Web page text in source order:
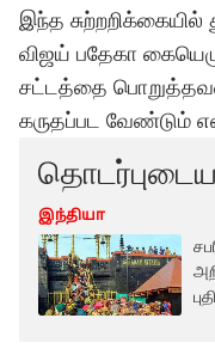
இந்த
விஜய் பதேகா
சட்டத்தை
கருதப்பட வேண்டும்
இந்தியா